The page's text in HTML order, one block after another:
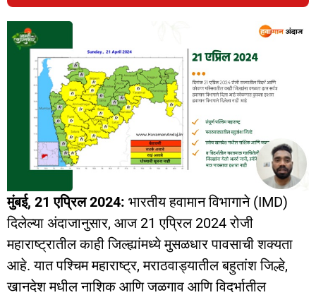
मुंबई, 21 एप्रिल 2024: भारतीय हवामान विभागाने (IMD)
दिलेल्या अंदाजानुसार, आज 21 एप्रिल 2024 रोजी
महाराष्ट्रातील काही जिल्ह्यांमध्ये मुसळधार पावसाची शक्यता
आहे. यात पश्चिम महाराष्ट्र, मराठवाड्यातील बहुतांश जिल्हे,
खानदेश मधील नाशिक आणि जळगाव आणि विदर्भातील